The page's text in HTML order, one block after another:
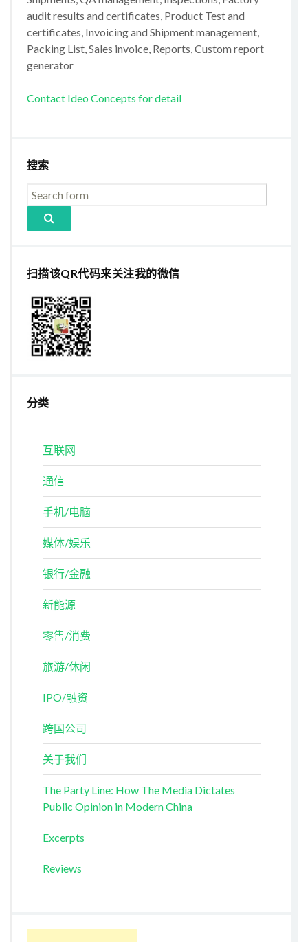
audit results and certificates, Product Test and
certificates, Invoicing and Shipment management,
Packing List, Sales invoice, Reports, Custom report
generator
Contact Ideo Concepts for detail
搜索
扫描该QR代码来关注我的微信
分类
互联网
通信
手机/电脑
媒体/娱乐
银行/金融
新能源
零售/消费
旅游/休闲
IPO/融资
跨国公司
关于我们
The Party Line: How The Media Dictates
Public Opinion in Modern China
Excerpts
Reviews